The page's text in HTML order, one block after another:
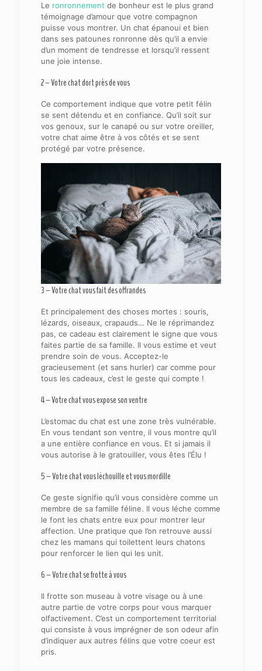
Le ronronnement de bonheur est le plus grand
témoignage d’amour que votre compagnon
puisse vous montrer. Un chat épanoui et bien
dans ses patounes ronronne dès qu’il a envie
d’un moment de tendresse et lorsqu’il ressent
une joie intense.
2 – Votre chat dort près de vous
Ce comportement indique que votre petit félin
se sent détendu et en confiance. Qu’il soit sur
vos genoux, sur le canapé ou sur votre oreiller,
votre chat aime être à vos côtés et se sent
protégé par votre présence.
3 – Votre chat vous fait des offrandes
Et principalement des choses mortes : souris,
lézards, oiseaux, crapauds… Ne le réprimandez
pas, ce cadeau est clairement le signe que vous
faites partie de sa famille. Il vous estime et veut
prendre soin de vous. Acceptez-le
gracieusement (et sans hurler) car comme pour
tous les cadeaux, c’est le geste qui compte !
4 – Votre chat vous expose son ventre
L’estomac du chat est une zone très vulnérable.
En vous tendant son ventre, il vous montre qu’il
a une entière confiance en vous. Et si jamais il
vous autorise à le gratouiller, vous êtes l’Élu !
5 – Votre chat vous léchouille et vous mordille
Ce geste signifie qu’il vous considère comme un
membre de sa famille féline. Il vous léche comme
le font les chats entre eux pour montrer leur
affection. Une pratique que l’on retrouve aussi
chez les mamans qui toilettent leurs chatons
pour renforcer le lien qui les unit.
6 – Votre chat se frotte à vous
Il frotte son museau à votre visage ou à une
autre partie de votre corps pour vous marquer
olfactivement. C’est un comportement territorial
qui consiste à vous imprégner de son odeur afin
d’indiquer aux autres félins que votre coeur est
pris.